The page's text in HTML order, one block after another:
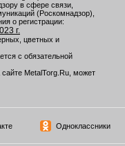
в сфере связи,
(Роскомнадзор),
о регистрации:
г.
цветных и
с обязательной
MetalTorg.Ru, может
Одноклассники